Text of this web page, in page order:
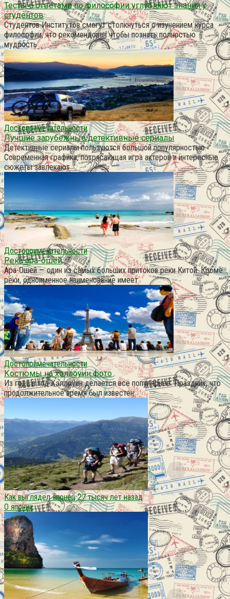
Тесты с ответами по философии углубляют знания у
студентов
Студентов Институтов смогут столкнуться с изучением курса
философии, что рекомендован чтобы познать полностью
мудрость
Достопримечательности
Лучшие зарубежные детективные сериалы
Детективные сериалы пользуются большой популярностью.
Современная графика, потрясающая игра актеров и интересные
сюжеты завлекают
Достопримечательности
Река ара-ошей
Ара-Ошей — один из самых больших притоков реки Китой. Кроме
реки, одноименное наименование имеет
Достопримечательности
Костюмы на хэллоуин фото
Из года в год Хэллоуин делается всё популярнее. Праздник, что
продолжительное время был известен
Как выглядел японец 27 тысяч лет назад
О японии